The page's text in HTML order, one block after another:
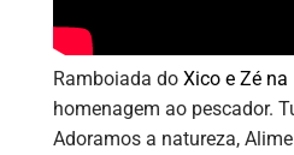
Ramboiada do Xico e Zé na
homenagem ao pescador.
Adoramos a natureza,